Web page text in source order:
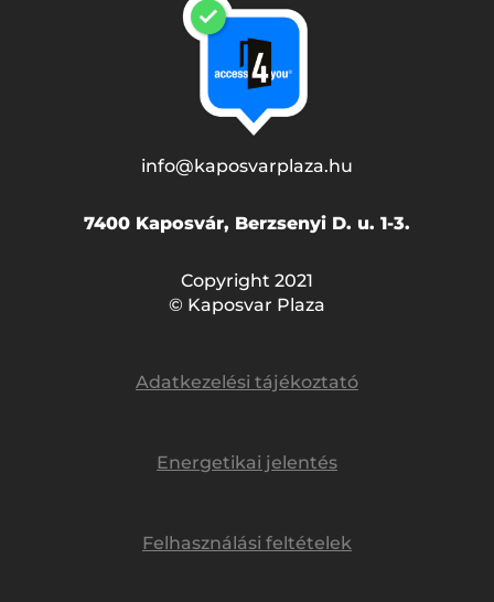
info@kaposvarplaza.hu
7400 Kaposvár, Berzsenyi D. u. 1-3.
Copyright 2021
© Kaposvar Plaza
Adatkezelési tájékoztató
Energetikai jelentés
Felhasználási feltételek